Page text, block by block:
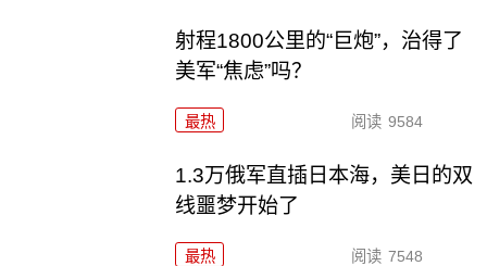
射程1800公里的“巨炮”，治得了
美军“焦虑”吗？
最热 阅读 9584
1.3万俄军直插日本海，美日的双
线噩梦开始了
最热 阅读 7548